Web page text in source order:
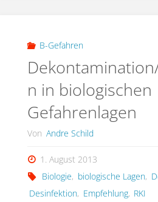
im
Einsatzdienst”"
B-Gefahren
n in biologischen
Gefahrenlagen
Von Andre Schild
1. August 2013
Biologie, biologische Lagen,
Desinfektion, Empfehlung, RKI